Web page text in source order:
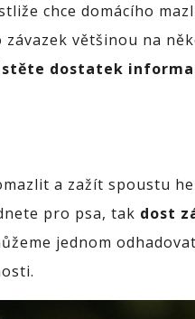
chce domácího
většinou na
dostatek
a zažít spoustu
pro psa, tak dost
jednom